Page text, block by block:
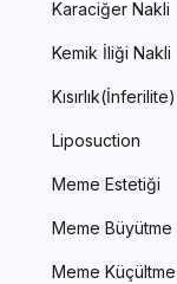
Karaciğer Nakli
Kemik İliği Nakli
Kısırlık(İnferilite)
Liposuction
Meme Estetiği
Meme Büyütme
Meme Küçültme